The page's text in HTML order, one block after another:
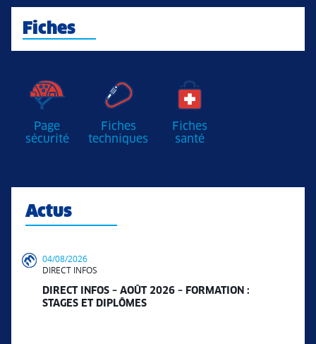
Fiches
Page
sécurité
Fiches
techniques
Fiches
santé
Actus
04/08/2026
DIRECT INFOS
DIRECT INFOS – AOÛT 2026 – FORMATION :
STAGES ET DIPLÔMES